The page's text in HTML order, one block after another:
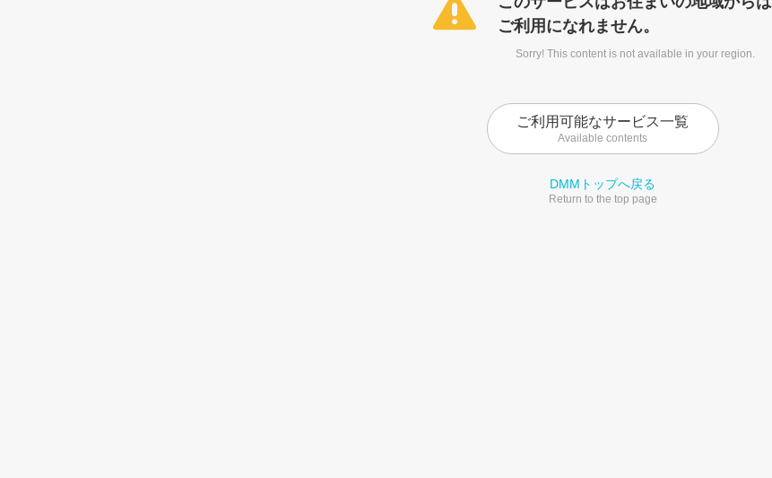
ご利用になれません。
Sorry! This content is not available in your region.
ご利用可能なサービス一覧
Available contents
DMMトップへ戻る
Return to the top page